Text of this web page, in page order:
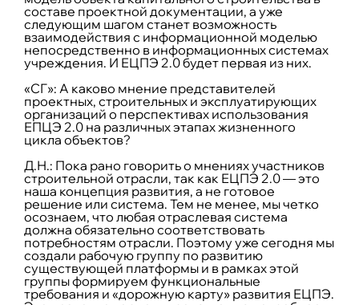
составе проектной документации, а уже
следующим шагом станет возможность
взаимодействия с информационной моделью
непосредственно в информационных системах
учреждения. И ЕЦПЭ 2.0 будет первая из них.
«СГ»: А каково мнение представителей
проектных, строительных и эксплуатирующих
организаций о перспективах использования
ЕПЦЭ 2.0 на различных этапах жизненного
цикла объектов?
Д.Н.: Пока рано говорить о мнениях участников
строительной отрасли, так как ЕЦПЭ 2.0 — это
наша концепция развития, а не готовое
решение или система. Тем не менее, мы четко
осознаем, что любая отраслевая система
должна обязательно соответствовать
потребностям отрасли. Поэтому уже сегодня мы
создали рабочую группу по развитию
существующей платформы и в рамках этой
группы формируем функциональные
требования и «дорожную карту» развития ЕЦПЭ.